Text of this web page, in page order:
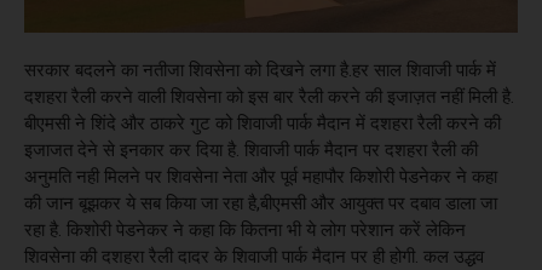
सरकार बदलने का नतीजा शिवसेना को दिखने लगा है.हर साल शिवाजी पार्क में
दशहरा रैली करने वाली शिवसेना को इस बार रैली करने की इजाज़त नहीं मिली है.
बीएमसी ने शिंदे और ठाकरे गुट को शिवाजी पार्क मैदान में दशहरा रैली करने की
इजाजत देने से इनकार कर दिया है. शिवाजी पार्क मैदान पर दशहरा रैली की
अनुमति नही मिलने पर शिवसेना नेता और पूर्व महापौर किशोरी पेडनेकर ने कहा
की जान बूझकर ये सब किया जा रहा है,बीएमसी और आयुक्त पर दबाव डाला जा
रहा है. किशोरी पेडनेकर ने कहा कि कितना भी ये लोग परेशान करें लेकिन
शिवसेना की दशहरा रैली दादर के शिवाजी पार्क मैदान पर ही होगी. कल उद्धव